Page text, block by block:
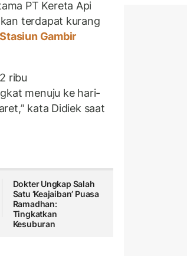
PT Kereta Api
terdapat kurang
Gambir
ribu
menuju ke hari-
kata Didiek saat
Dokter Ungkap Salah
Satu ‘Keajaiban’ Puasa
Ramadhan:
Tingkatkan
Kesuburan